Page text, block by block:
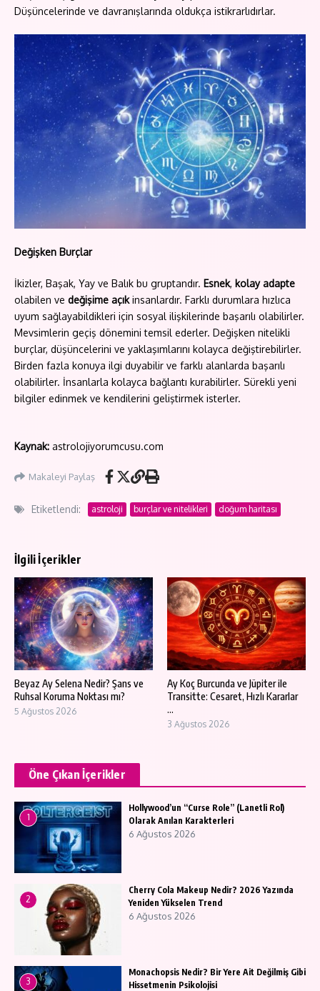
Düşüncelerinde ve davranışlarında oldukça istikrarlıdırlar.
Değişken Burçlar
İkizler, Başak, Yay ve Balık bu gruptandır. Esnek, kolay adapte
olabilen ve değişime açıkinsanlardır. Farklı durumlara hızlıca
uyum sağlayabildikleri için sosyal ilişkilerinde başarılı olabilirler.
Mevsimlerin geçiş dönemini temsil ederler. Değişken nitelikli
burçlar, düşüncelerini ve yaklaşımlarını kolayca değiştirebilirler.
Birden fazla konuya ilgi duyabilir ve farklı alanlarda başarılı
olabilirler. İnsanlarla kolayca bağlantı kurabilirler. Sürekli yeni
bilgiler edinmek ve kendilerini geliştirmek isterler.
Kaynak: astrolojiyorumcusu.com
Makaleyi Paylaş
Etiketlendi: astroloji burçlar ve nitelikleri doğum haritası
İlgili İçerikler
Beyaz Ay Selena Nedir? Şans ve
Ruhsal Koruma Noktası mı?
5 Ağustos 2026
Ay Koç Burcunda ve Jüpiter ile
Transitte: Cesaret, Hızlı Kararlar
...
3 Ağustos 2026
Öne Çıkan İçerikler
1
Hollywood’un “Curse Role” (Lanetli Rol)
Olarak Anılan Karakterleri
6 Ağustos 2026
2
Cherry Cola Makeup Nedir? 2026 Yazında
Yeniden Yükselen Trend
6 Ağustos 2026
3
Monachopsis Nedir? Bir Yere Ait Değilmiş Gibi
Hissetmenin Psikolojisi